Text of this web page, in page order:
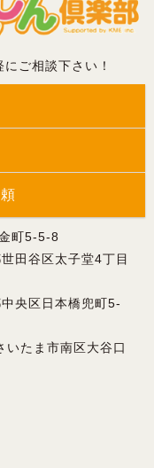
ご相談下さい！
町5-5-8
田谷区太子堂4丁目
央区日本橋兜町5-
たま市南区大谷口